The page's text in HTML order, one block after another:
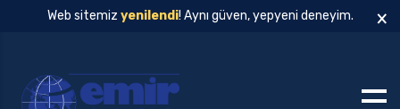
Web sitemiz yenilendi! Aynı güven, yepyeni deneyim. ×